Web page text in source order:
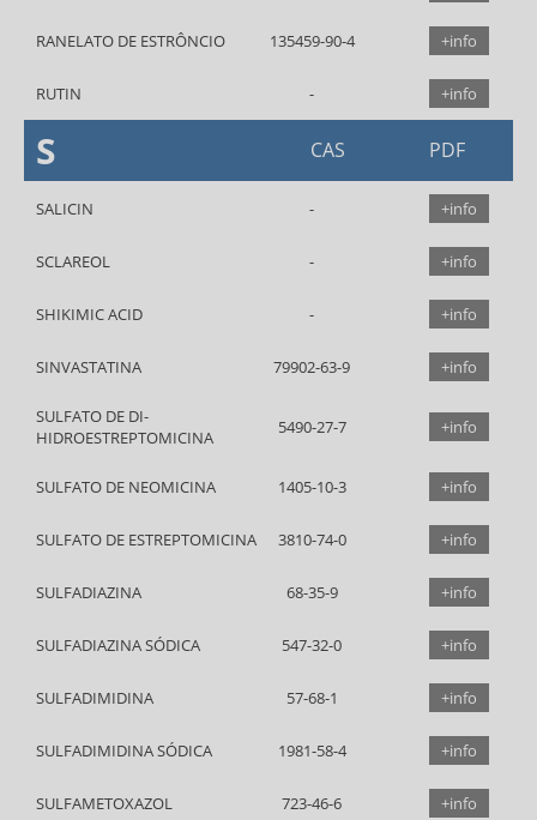
RANELATO DE ESTRÔNCIO 135459-90-4 +info
RUTIN +info
S CAS PDF
SALICIN +info
SCLAREOL +info
SHIKIMIC ACID +info
SINVASTATINA 79902-63-9 +info
SULFATO DE DI-
HIDROESTREPTOMICINA
5490-27-7 +info
SULFATO DE NEOMICINA 1405-10-3 +info
SULFATO DE ESTREPTOMICINA 3810-74-0 +info
SULFADIAZINA 68-35-9 +info
SULFADIAZINA SÓDICA 547-32-0 +info
SULFADIMIDINA 57-68-1 +info
SULFADIMIDINA SÓDICA 1981-58-4 +info
SULFAMETOXAZOL 723-46-6 +info